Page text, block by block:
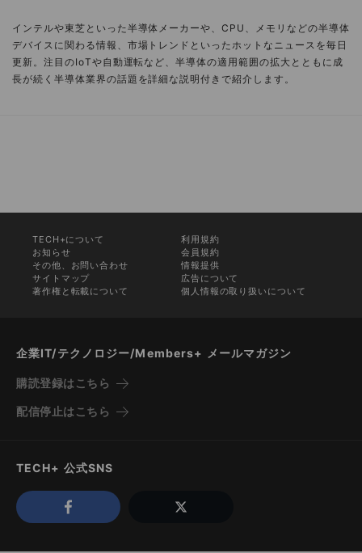
インテルや東芝といった半導体メーカーや、CPU、メモリなどの半導体
デバイスに関わる情報、市場トレンドといったホットなニュースを毎日
更新。注目のIoTや自動運転など、半導体の適用範囲の拡大とともに成
長が続く半導体業界の話題を詳細な説明付きで紹介します。
TECH+について
利用規約
お知らせ
会員規約
その他、お問い合わせ
情報提供
サイトマップ
広告について
著作権と転載について
個人情報の取り扱いについて
企業IT/テクノロジー/Members+ メールマガジン
購読登録はこちら
配信停止はこちら
TECH+ 公式SNS